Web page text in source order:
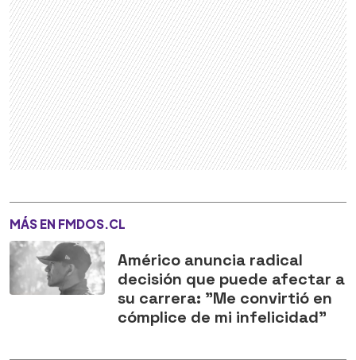
MÁS EN FMDOS.CL
Américo anuncia radical
decisión que puede afectar a
su carrera: "Me convirtió en
cómplice de mi infelicidad"